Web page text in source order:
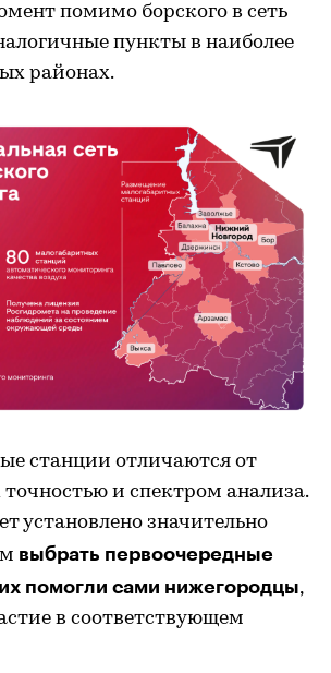
помимо борского в сеть
пункты в наиболее
районах.
станции отличаются от
и спектром анализа.
установлено значительно
выбрать первоочередные
помогли сами нижегородцы,
в соответствующем